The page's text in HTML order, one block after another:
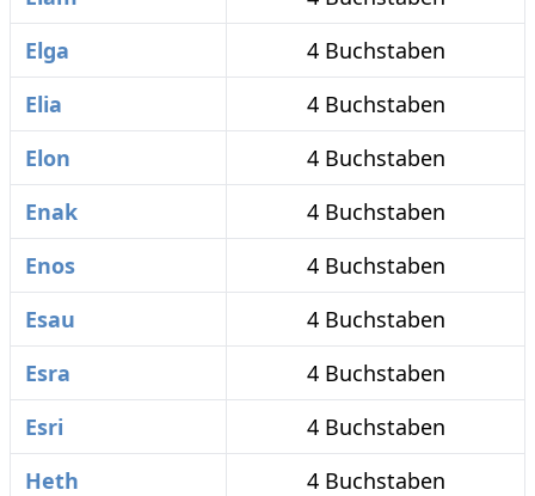
Elga
4 Buchstaben
Elia
4 Buchstaben
Elon
4 Buchstaben
Enak
4 Buchstaben
Enos
4 Buchstaben
Esau
4 Buchstaben
Esra
4 Buchstaben
Esri
4 Buchstaben
Heth
4 Buchstaben